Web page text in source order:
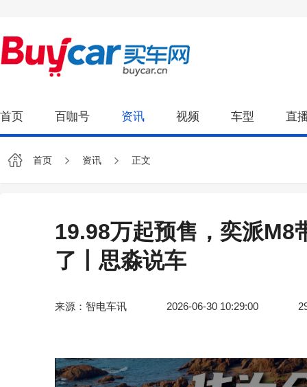
首页 百咖号 资讯 视频 车型 直
首页 资讯 正文
19.98万起预售，奕派M8
了丨思淼说车
来源：智电车讯 2026-06-30 10:29:00